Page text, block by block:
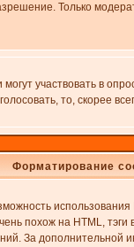
Только
участвовать в
то, скорее
Форматирование
похож на HTML,
За дополнительной